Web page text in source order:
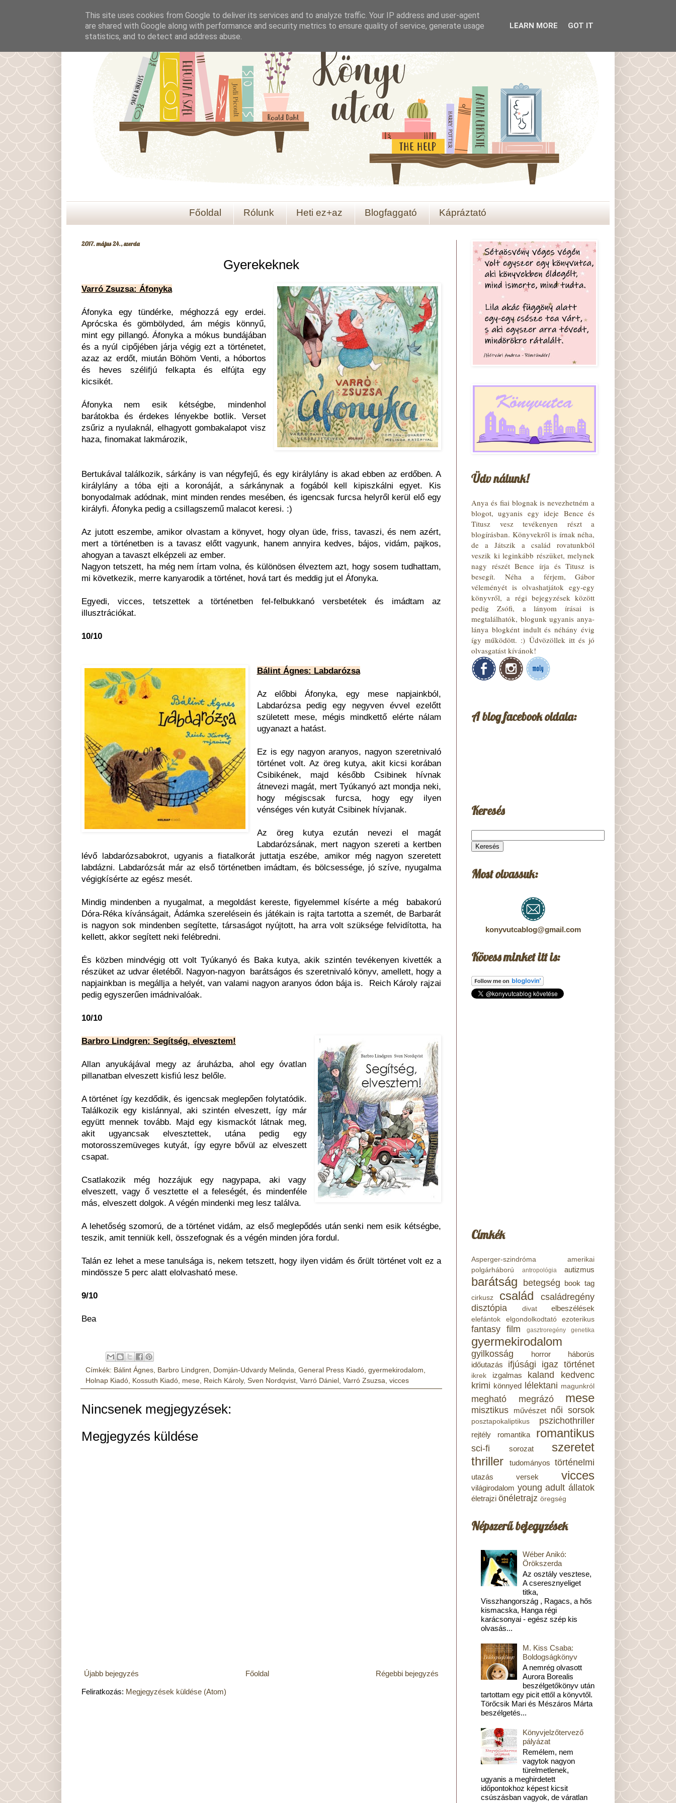
Főoldal Rólunk Heti ez+az Blogfaggató Kápráztató
2017. május 24., szerda
Gyerekeknek
Varró Zsuzsa: Áfonyka
Áfonyka egy tündérke, méghozzá egy erdei.
Aprócska és gömbölyded, ám mégis könnyű,
mint egy pillangó. Áfonyka a mókus bundájában
és a nyúl cipőjében járja végig ezt a történetet,
azaz az erdőt, miután Böhöm Venti, a hóbortos
és heves szélifjú felkapta és elfújta egy
kicsikét.
Áfonyka nem esik kétségbe, mindenhol
barátokba és érdekes lényekbe botlik. Verset
zsűriz a nyulaknál, elhagyott gombakalapot visz
haza, finomakat lakmározik,
Bertukával találkozik, sárkány is van négyfejű, és egy királylány is akad ebben az erdőben. A
királylány a tóba ejti a koronáját, a sárkánynak a fogából kell kipiszkálni egyet. Kis
bonyodalmak adódnak, mint minden rendes mesében, és igencsak furcsa helyről kerül elő egy
királyfi. Áfonyka pedig a csillagszemű malacot keresi. :)
Az jutott eszembe, amikor olvastam a könyvet, hogy olyan üde, friss, tavaszi, és nem azért,
mert a történetben is a tavasz előtt vagyunk, hanem annyira kedves, bájos, vidám, pajkos,
ahogyan a tavaszt elképzeli az ember.
Nagyon tetszett, ha még nem írtam volna, és különösen élveztem azt, hogy sosem tudhattam,
mi következik, merre kanyarodik a történet, hová tart és meddig jut el Áfonyka.
Egyedi, vicces, tetszettek a történetben fel-felbukkanó versbetétek és imádtam az
illusztrációkat.
10/10
Bálint Ágnes: Labdarózsa
Az előbbi Áfonyka, egy mese napjainkból,
Labdarózsa pedig egy negyven évvel ezelőtt
született mese, mégis mindkettő elérte nálam
ugyanazt a hatást.
Ez is egy nagyon aranyos, nagyon szeretnivaló
történet volt. Az öreg kutya, akit kicsi korában
Csibikének, majd később Csibinek hívnak
átnevezi magát, mert Tyúkanyó azt mondja neki,
hogy mégiscsak furcsa, hogy egy ilyen
vénséges vén kutyát Csibinek hívjanak.
Az öreg kutya ezután nevezi el magát
Labdarózsának, mert nagyon szereti a kertben
lévő labdarózsabokrot, ugyanis a fiatalkorát juttatja eszébe, amikor még nagyon szeretett
labdázni. Labdarózsát már az első történetben imádtam, és bölcsessége, jó szíve, nyugalma
végigkísérte az egész mesét.
Mindig mindenben a nyugalmat, a megoldást kereste, figyelemmel kísérte a még babakorú
Dóra-Réka kívánságait, Ádámka szerelésein és játékain is rajta tartotta a szemét, de Barbarát
is nagyon sok mindenben segítette, társaságot nyújtott, ha arra volt szüksége felvidította, ha
kellett, akkor segített neki felébredni.
És közben mindvégig ott volt Tyúkanyó és Baka kutya, akik szintén tevékenyen kivették a
részüket az udvar életéből. Nagyon-nagyon barátságos és szeretnivaló könyv, amellett, hogy a
napjainkban is megállja a helyét, van valami nagyon aranyos ódon bája is. Reich Károly rajzai
pedig egyszerűen imádnivalóak.
10/10
Barbro Lindgren: Segítség, elvesztem!
Allan anyukájával megy az áruházba, ahol egy óvatlan
pillanatban elveszett kisfiú lesz belőle.
A történet így kezdődik, és igencsak meglepően folytatódik.
Találkozik egy kislánnyal, aki szintén elveszett, így már
együtt mennek tovább. Majd egy kismackót látnak meg,
akit ugyancsak elvesztettek, utána pedig egy
motorosszemüveges kutyát, így egyre bővül az elveszett
csapat.
Csatlakozik még hozzájuk egy nagypapa, aki vagy
elveszett, vagy ő vesztette el a feleségét, és mindenféle
más, elveszett dolgok. A végén mindenki meg lesz találva.
A lehetőség szomorú, de a történet vidám, az első meglepődés után senki nem esik kétségbe,
teszik, amit tenniük kell, összefognak és a végén minden jóra fordul.
Talán ez lehet a mese tanulsága is, nekem tetszett, hogy ilyen vidám és őrült történet volt ez a
mindössze 5 perc alatt elolvasható mese.
9/10
Bea
Címkék: Bálint Ágnes, Barbro Lindgren, Domján-Udvardy Melinda, General Press Kiadó, gyermekirodalom,
Holnap Kiadó, Kossuth Kiadó, mese, Reich Károly, Sven Nordqvist, Varró Dániel , Varró Zsuzsa, vicces
Nincsenek megjegyzések:
Megjegyzés küldése
Újabb bejegyzés Régebbi bejegyzés
Főoldal
Feliratkozás: Megjegyzések küldése (Atom)
Üdv nálunk!
Anya és fiai blognak is nevezhetném a
blogot, ugyanis egy ideje Bence és
Titusz vesz tevékenyen részt a
blogírásban. Könyvekről is írnak néha,
de a Játszik a család rovatunkból
veszik ki leginkább részüket, melynek
nagy részét Bence írja és Titusz is
besegít. Néha a férjem, Gábor
véleményét is olvashatjátok egy-egy
könyvről, a régi bejegyzések között
pedig Zsófi, a lányom írásai is
megtalálhatók, blogunk ugyanis anya-
lánya blogként indult és néhány évig
így működött. :) Üdvözöllek itt és jó
olvasgatást kívánok!
A blog facebook oldala:
Keresés
Most olvassuk:
konyvutcablog@gmail.com
Kövess minket itt is:
Címkék
Asperger-szindróma
amerikai
polgárháború
antropológia autizmus
barátság betegség book tag
cirkusz család
családregény
disztópia
divat elbeszélések
elefántok elgondolkodtató ezoterikus
fantasy film gasztroregény genetika
gyermekirodalom
gyilkosság horror
háborús
időutazás
ifjúsági igaz történet
ikrek izgalmas kaland
kedvenc
krimi könnyed lélektani magunkról
megható megrázó mese
misztikus művészet női sorsok
posztapokaliptikus pszichothriller
rejtély romantika romantikus
sci-fi sorozat
szeretet
thriller
tudományos történelmi
utazás versek vicces
világirodalom young adult állatok
életrajzi önéletrajz öregség
Népszerű bejegyzések
Wéber Anikó:
Örökszerda
Az osztály vesztese,
A cseresznyeliget
titka,
Visszhangország , Ragacs, a hős
kismacska, Hanga régi
karácsonyai - egész szép kis
olvasás...
M. Kiss Csaba:
Boldogságkönyv
A nemrég olvasott
Aurora Borealis
beszélgetőkönyv után
tartottam egy picit ettől a könyvtől.
Törőcsik Mari és Mészáros Márta
beszélgetés...
Könyvjelzőtervező
pályázat
Remélem, nem
vagytok nagyon
türelmetlenek,
ugyanis a meghirdetett
időpontokhoz képest kicsit
csúszásban vagyok, de váratlan
This site uses cookies from Google to deliver its services and to analyze traffic. Your IP address and user-agent
are shared with Google along with performance and security metrics to ensure quality of service, generate usage
statistics, and to detect and address abuse.
LEARN MORE GOT IT